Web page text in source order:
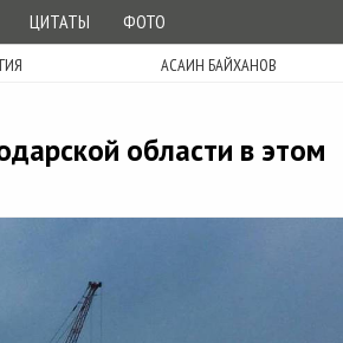
ЦИТАТЫ ФОТО
АСАИН БАЙХАНОВ
области в этом